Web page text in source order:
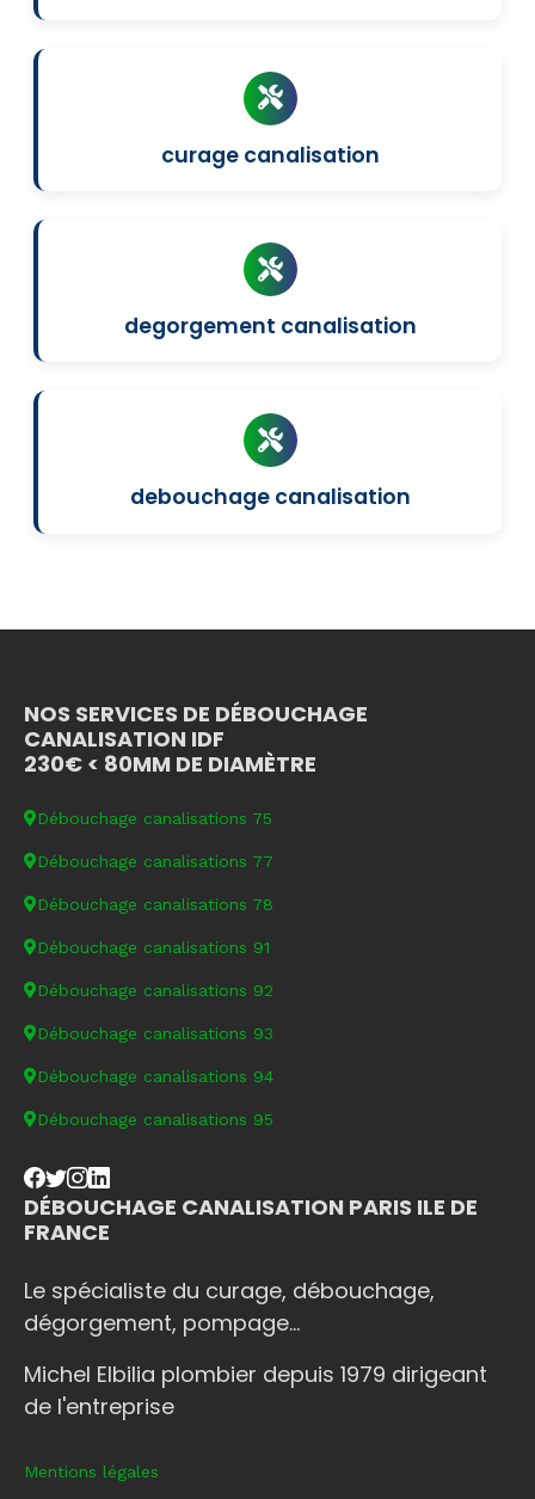
curage canalisation
degorgement canalisation
debouchage canalisation
NOS SERVICES DE DÉBOUCHAGE
CANALISATION IDF
230€ < 80MM DE DIAMÈTRE
Débouchage canalisations 75
Débouchage canalisations 77
Débouchage canalisations 78
Débouchage canalisations 91
Débouchage canalisations 92
Débouchage canalisations 93
Débouchage canalisations 94
Débouchage canalisations 95
DÉBOUCHAGE CANALISATION PARIS ILE DE
FRANCE
Le spécialiste du curage, débouchage,
dégorgement, pompage...
Michel Elbilia plombier depuis 1979 dirigeant
de l'entreprise
Mentions légales